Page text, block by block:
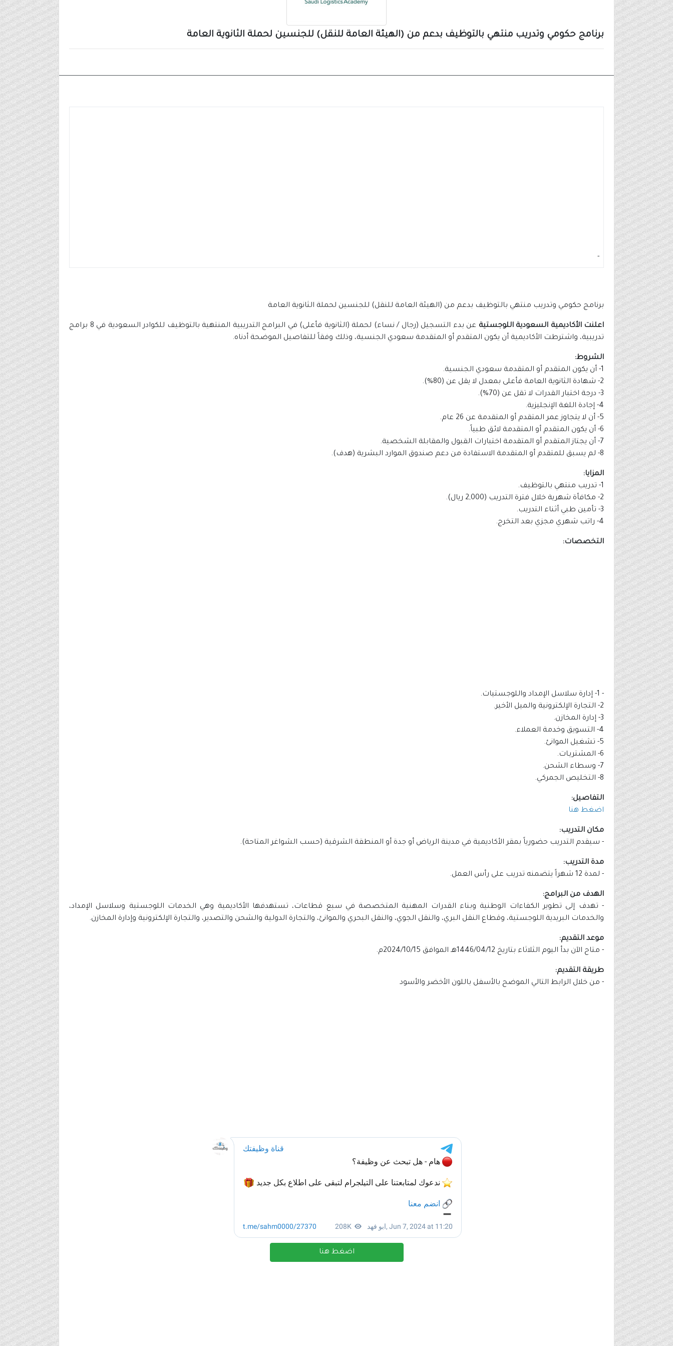
برنامج حكومي وتدريب منتهي بالتوظيف بدعم من (الهيئة العامة للنقل) للجنسين لحملة الثانوية العامة
-
برنامج حكومي وتدريب منتهي بالتوظيف بدعم من (الهيئة العامة للنقل) للجنسين لحملة الثانوية العامة
اعلنت الأكاديمية السعودية اللوجستية
عن بدء التسجيل (رجال / نساء) لحملة (الثانوية فأعلى) في البرامج التدريبية المنتهية بالتوظيف للكوادر السعودية في 8 برامج
تدريبية، واشترطت الأكاديمية أن يكون المتقدم أو المتقدمة سعودي الجنسية، وذلك وفقاً للتفاصيل الموضحة أدناه.
الشروط:
1- أن يكون المتقدم أو المتقدمة سعودي الجنسية.
2- شهادة الثانوية العامة فأعلى بمعدل لا يقل عن (80%).
3- درجة اختبار القدرات لا تقل عن (70%).
4- إجادة اللغة الإنجليزية.
5- أن لا يتجاوز عمر المتقدم أو المتقدمة عن 26 عام.
6- أن يكون المتقدم أو المتقدمة لائق طبياً.
7- أن يجتاز المتقدم أو المتقدمة اختبارات القبول والمقابلة الشخصية.
8- لم يسبق للمتقدم أو المتقدمة الاستفادة من دعم صندوق الموارد البشرية (هدف).
المزايا:
1- تدريب منتهي بالتوظيف.
2- مكافأة شهرية خلال فترة التدريب (2,000 ريال).
3- تأمين طبي أثناء التدريب.
4- راتب شهري مجزي بعد التخرج.
التخصصات:
- 1- إدارة سلاسل الإمداد واللوجستيات.
2- التجارة الإلكترونية والميل الأخير.
3- إدارة المخازن.
4- التسويق وخدمة العملاء.
5- تشغيل الموانئ.
6- المشتريـات.
7- وسطاء الشحن.
8- التخليص الجمركي.
التفاصيل:
اضغط هنا
مكان التدريب:
- سيقدم التدريب حضورياً بمقر الأكاديمية في مدينة الرياض أو جدة أو المنطقة الشرقية (حسب الشواغر المتاحة).
مدة التدريب:
- لمدة 12 شهراً يتضمنه تدريب على رأس العمل.
الهدف من البرامج:
- تهدف إلى تطوير الكفاءات الوطنية وبناء القدرات المهنية المتخصصة في سبع قطاعات، تستهدفها الأكاديمية وهي الخدمات اللوجستية وسلاسل الإمداد،
والخدمات البريدية اللوجستية، وقطاع النقل البري، والنقل الجوي، والنقل البحري والموانئ، والتجارة الدولية والشحن والتصدير، والتجارة الإلكترونية وإدارة المخازن.
موعد التقديم:
- متاح الآن بدأ اليوم الثلاثاء بتاريخ 1446/04/12هـ الموافق 2024/10/15م.
طريقة التقديم:
- من خلال الرابط التالي الموضح بالأسفل باللون الأخضر والأسود
اضغط هنا